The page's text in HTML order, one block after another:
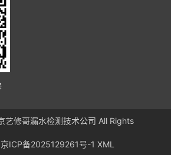
修哥漏水检测技术公司 All Rights
京ICP备2025129261号-1 XML